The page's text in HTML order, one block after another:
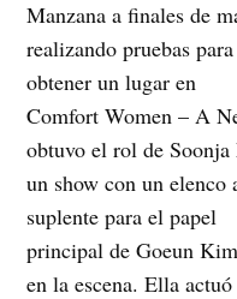
Manzana a finales de
realizando pruebas
obtener un lugar en
Comfort Women – A
obtuvo el rol de Soonja
un show con un
suplente para el papel
principal de Goeun
en la escena. Ella actuó